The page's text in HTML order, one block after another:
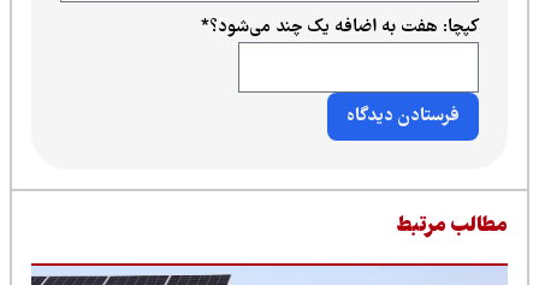
به اضافه یک چند می‌شود؟ *